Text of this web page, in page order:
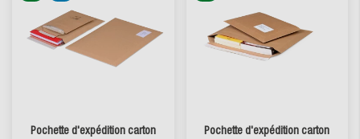
Pochette d'expédition carton
Pochette d'expédition carton